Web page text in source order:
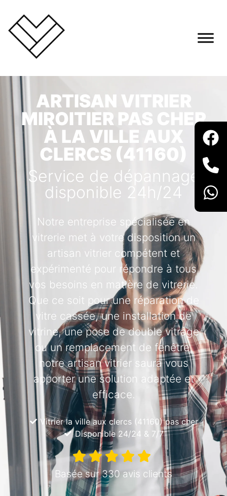
ARTISAN VITRIER
MIROITIER PAS CHER
À LA VILLE AUX
CLERCS (41160)
Service de dépannage
disponible 24h/24
Notre entreprise spécialisée en
vitrerie met à votre disposition un
artisan vitrier compétent et
expérimenté pour répondre à tous
vos besoins en matière de vitrerie.
Que ce soit pour une réparation de
vitre cassée, une installation de
vitrine, une pose de double vitrage
ou un remplacement de fenêtre,
notre artisan vitrier saura vous
apporter une solution adaptée et
efficace.
Vitrier la ville aux clercs (41160) pas cher
Disponible 24/24 & 7/7
Basée sur 330 avis clients